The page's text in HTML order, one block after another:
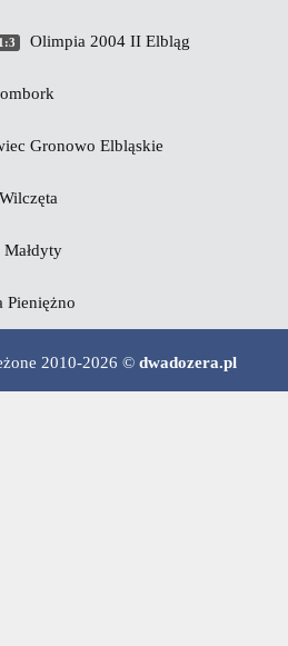
1:3 Olimpia 2004 II Elbląg
Gronowo Elbląskie
Pieniężno
2010-2026 © dwadozera.pl